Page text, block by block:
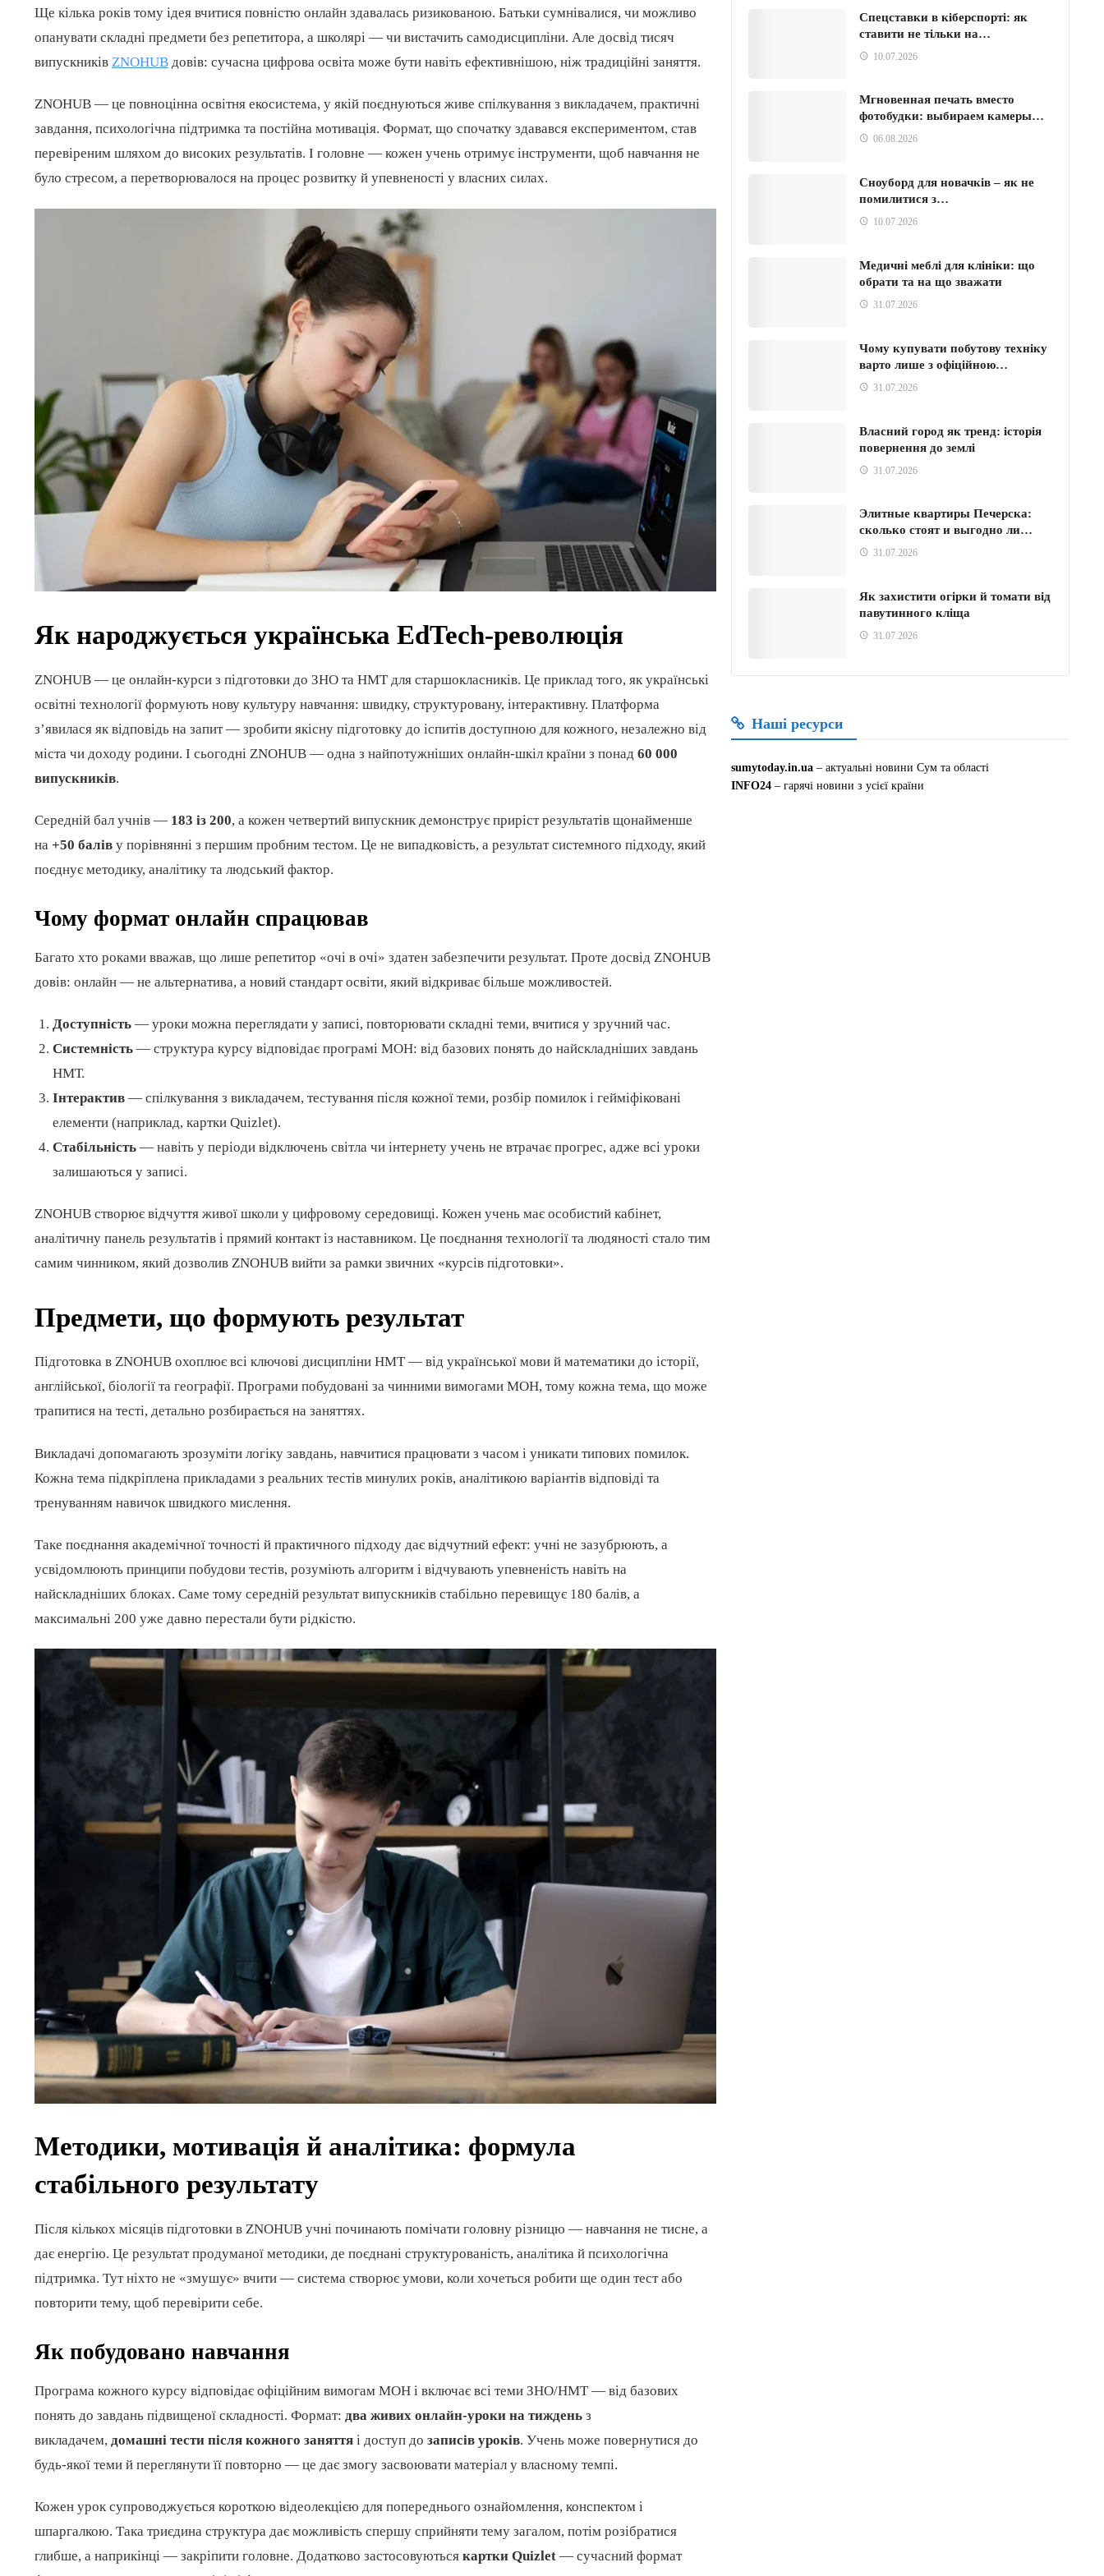
Ще кілька років тому ідея вчитися повністю онлайн здавалась ризикованою. Батьки сумнівалися, чи можливо
опанувати складні предмети без репетитора, а школярі — чи вистачить самодисципліни. Але досвід тисяч
випускників ZNOHUB довів: сучасна цифрова освіта може бути навіть ефективнішою, ніж традиційні заняття.
ZNOHUB — це повноцінна освітня екосистема, у якій поєднуються живе спілкування з викладачем, практичні
завдання, психологічна підтримка та постійна мотивація. Формат, що спочатку здавався експериментом, став
перевіреним шляхом до високих результатів. І головне — кожен учень отримує інструменти, щоб навчання не
було стресом, а перетворювалося на процес розвитку й упевненості у власних силах.
Як народжується українська EdTech-революція
ZNOHUB — це онлайн-курси з підготовки до ЗНО та НМТ для старшокласників. Це приклад того, як українські
освітні технології формують нову культуру навчання: швидку, структуровану, інтерактивну. Платформа
з’явилася як відповідь на запит — зробити якісну підготовку до іспитів доступною для кожного, незалежно від
міста чи доходу родини. І сьогодні ZNOHUB — одна з найпотужніших онлайн-шкіл країни з понад 60 000
випускників.
Середній бал учнів — 183 із 200, а кожен четвертий випускник демонструє приріст результатів щонайменше
на +50 балів у порівнянні з першим пробним тестом. Це не випадковість, а результат системного підходу, який
поєднує методику, аналітику та людський фактор.
Чому формат онлайн спрацював
Багато хто роками вважав, що лише репетитор «очі в очі» здатен забезпечити результат. Проте досвід ZNOHUB
довів: онлайн — не альтернатива, а новий стандарт освіти, який відкриває більше можливостей.
Доступність — уроки можна переглядати у записі, повторювати складні теми, вчитися у зручний час.
Системність — структура курсу відповідає програмі МОН: від базових понять до найскладніших завдань
НМТ.
Інтерактив — спілкування з викладачем, тестування після кожної теми, розбір помилок і гейміфіковані
елементи (наприклад, картки Quizlet).
Стабільність — навіть у періоди відключень світла чи інтернету учень не втрачає прогрес, адже всі уроки
залишаються у записі.
ZNOHUB створює відчуття живої школи у цифровому середовищі. Кожен учень має особистий кабінет,
аналітичну панель результатів і прямий контакт із наставником. Це поєднання технології та людяності стало тим
самим чинником, який дозволив ZNOHUB вийти за рамки звичних «курсів підготовки».
Предмети, що формують результат
Підготовка в ZNOHUB охоплює всі ключові дисципліни НМТ — від української мови й математики до історії,
англійської, біології та географії. Програми побудовані за чинними вимогами МОН, тому кожна тема, що може
трапитися на тесті, детально розбирається на заняттях.
Викладачі допомагають зрозуміти логіку завдань, навчитися працювати з часом і уникати типових помилок.
Кожна тема підкріплена прикладами з реальних тестів минулих років, аналітикою варіантів відповіді та
тренуванням навичок швидкого мислення.
Таке поєднання академічної точності й практичного підходу дає відчутний ефект: учні не зазубрюють, а
усвідомлюють принципи побудови тестів, розуміють алгоритм і відчувають упевненість навіть на
найскладніших блоках. Саме тому середній результат випускників стабільно перевищує 180 балів, а
максимальні 200 уже давно перестали бути рідкістю.
Методики, мотивація й аналітика: формула
стабільного результату
Після кількох місяців підготовки в ZNOHUB учні починають помічати головну різницю — навчання не тисне, а
дає енергію. Це результат продуманої методики, де поєднані структурованість, аналітика й психологічна
підтримка. Тут ніхто не «змушує» вчити — система створює умови, коли хочеться робити ще один тест або
повторити тему, щоб перевірити себе.
Як побудовано навчання
Програма кожного курсу відповідає офіційним вимогам МОН і включає всі теми ЗНО/НМТ — від базових
понять до завдань підвищеної складності. Формат: два живих онлайн-уроки на тиждень з
викладачем, домашні тести після кожного заняття і доступ до записів уроків. Учень може повернутися до
будь-якої теми й переглянути її повторно — це дає змогу засвоювати матеріал у власному темпі.
Кожен урок супроводжується короткою відеолекцією для попереднього ознайомлення, конспектом і
шпаргалкою. Така триєдина структура дає можливість спершу сприйняти тему загалом, потім розібратися
глибше, а наприкінці — закріпити головне. Додатково застосовуються картки Quizlet — сучасний формат
Спецставки в кіберспорті: як
ставити не тільки на…
10.07.2026
Мгновенная печать вместо
фотобудки: выбираем камеры…
06.08.2026
Сноуборд для новачків – як не
помилитися з…
10.07.2026
Медичні меблі для клініки: що
обрати та на що зважати
31.07.2026
Чому купувати побутову техніку
варто лише з офіційною…
31.07.2026
Власний город як тренд: історія
повернення до землі
31.07.2026
Элитные квартиры Печерска:
сколько стоят и выгодно ли…
31.07.2026
Як захистити огірки й томати від
павутинного кліща
31.07.2026
Наші ресурси
sumytoday.in.ua – актуальні новини Сум та області
INFO24 – гарячі новини з усієї країни